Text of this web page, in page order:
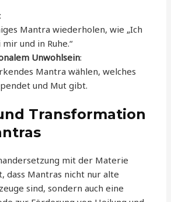
:
Mantra wiederholen, wie „Ich
und in Ruhe.“
Unwohlsein:
Mantra wählen, welches
und Mut gibt.
Transformation
mit der Materie
dass Mantras nicht nur alte
sind, sondern auch eine